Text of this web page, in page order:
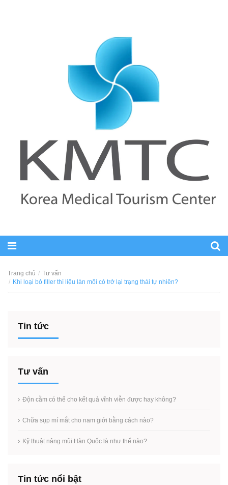
Trang chủ
Tư vấn
Khi loại bỏ filler thì liệu làn môi có trở lại trạng thái tự nhiên?
Tin tức
Tư vấn
Độn cằm có thể cho kết quả vĩnh viễn được hay không?
Chữa sụp mí mắt cho nam giới bằng cách nào?
Kỹ thuật nâng mũi Hàn Quốc là như thế nào?
Tin tức nổi bật